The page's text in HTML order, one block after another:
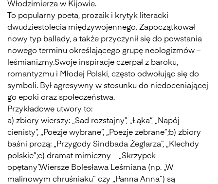
Włodzimierza w Kijowie.
To popularny poeta, prozaik i krytyk literacki
dwudziestolecia międzywojennego. Zapoczątkował
nowy typ ballady, a także przyczynił się do powstania
nowego terminu określającego grupę neologizmów –
leśmianizmy.Swoje inspiracje czerpał z baroku,
romantyzmu i Młodej Polski, często odwołując się do
symboli. Był agresywny w stosunku do niedoceniającej
go epoki oraz społeczeństwa.
Przykładowe utwory to:
a) zbiory wierszy: „Sad rozstajny”, „Łąka”, „Napój
cienisty”, „Poezje wybrane”, „Poezje zebrane”;b) zbiory
baśni prozą: „Przygody Sindbada Żeglarza”, „Klechdy
polskie”;c) dramat mimiczny – „Skrzypek
opętany”.Wiersze Bolesława Leśmiana (np. „W
malinowym chruśniaku” czy „Panna Anna”) są